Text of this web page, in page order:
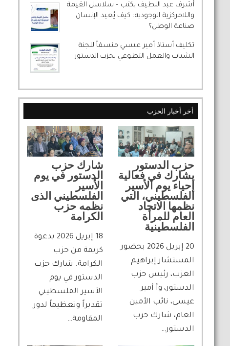
أشرف عبد اللطيف يكتب – سلاسل القيمة
واللامركزية الوجودية: كيف يُعيد الإنسان
صناعة الوطن؟
تكليف أستاذ أمير عيسي منسقاً للجنة
الشباب والعمل التطوعي بحزب الدستور
أخر أخبار الحزب
شارك حزب
الدستور في يوم
الأسير
الفلسطيني الذى
نظمه حزب
الكرامة
18 إبريل 2026 بدعوة
كريمة من حزب
الكرامة. شارك حزب
الدستور في يوم
الأسير الفلسطيني
تقديراً وتعظيماً لدور
المقاومة…
حزب الدستور
يشارك في فعالية
إحياء يوم الأسير
الفلسطيني، التي
نظمها الاتحاد
العام للمرأة
الفلسطينية
20 إبريل 2026 بحضور
المستشار إبراهيم
العزب، رئيس حزب
الدستور، وأ أمير
عيسى، نائب الأمين
العام، شارك حزب
الدستور…